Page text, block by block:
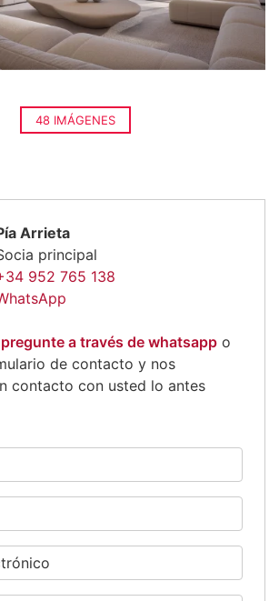
48 IMÁGENES
Arrieta
principal
952 765 138
pregunte a través de whatsapp o
de contacto y nos
contacto con usted lo antes